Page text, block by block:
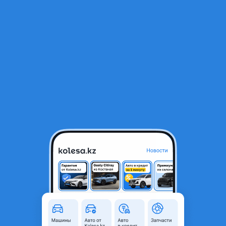
Mitsubishi Delica, Мицубиси Делика булка. Запчасти из Японии. Б/
Алматы, Алматинская